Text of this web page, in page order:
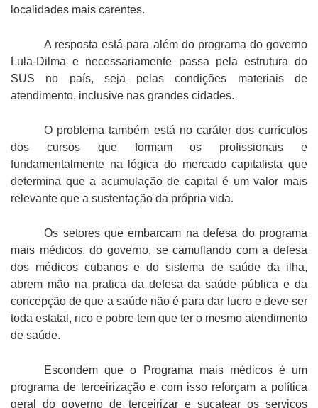
localidades mais carentes.
A resposta está para além do programa do governo
Lula-Dilma e necessariamente passa pela estrutura do
SUS no país, seja pelas condições materiais de
atendimento, inclusive nas grandes cidades.
O problema também está no caráter dos currículos
dos cursos que formam os profissionais e
fundamentalmente na lógica do mercado capitalista que
determina que a acumulação de capital é um valor mais
relevante que a sustentação da própria vida.
Os setores que embarcam na defesa do programa
mais médicos, do governo, se camuflando com a defesa
dos médicos cubanos e do sistema de saúde da ilha,
abrem mão na pratica da defesa da saúde pública e da
concepção de que a saúde não é para dar lucro e deve ser
toda estatal, rico e pobre tem que ter o mesmo atendimento
de saúde.
Escondem que o Programa mais médicos é um
programa de terceirização e com isso reforçam a política
geral do governo de terceirizar e sucatear os serviços